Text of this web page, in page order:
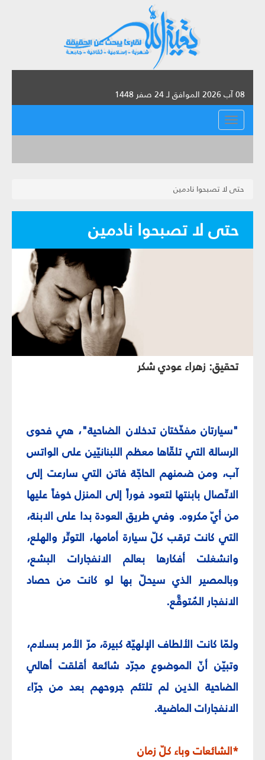
08 آب 2026 الموافق لـ 24 صفر 1448
القائمة
حتى لا تصبحوا نادمين
حتى لا تصبحوا نادمين
تحقيق: زهراء عودي شكر
"سيارتان مفخّختان تدخلان الضاحية"، هي فحوى
الرسالة التي تلقّاها معظم اللبنانيّين على الواتس
آب، ومن ضمنهم الحاجّة فاتن التي سارعت إلى
الاتّصال بابنتها لتعود فوراً إلى المنزل خوفاً عليها
من أيّ مكروه. وفي طريق العودة بدا على الابنة،
التي كانت ترقب كلّ سيارة أمامها، التوتّر والهلع،
وانشغلت أفكارها بعالم الانفجارات البشع،
وبالمصير الذي سيحلّ بها لو كانت من حصاد
الانفجار المُتوقَّع.
ولمّا كانت الألطاف الإلهيّة كبيرة، مرّ الأمر بسلام،
وتبيّن أنّ الموضوع مجرّد شائعة أقلقت أهالي
الضاحية الذين لم تلتئم جروحهم بعد من جرّاء
الانفجارات الماضية.
*الشائعات وباء كلّ زمان